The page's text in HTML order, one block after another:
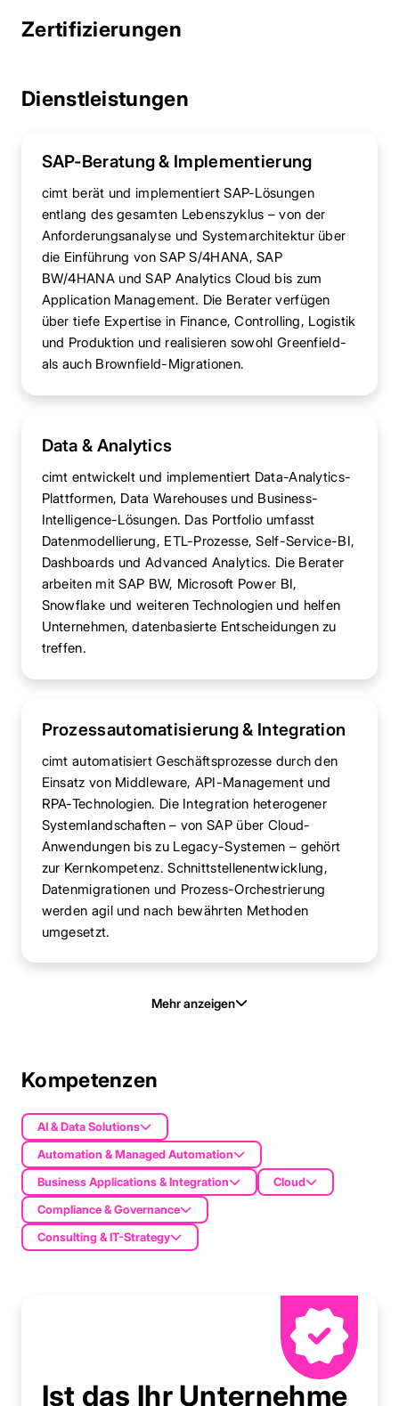
Zertifizierungen
Dienstleistungen
SAP-Beratung & Implementierung
cimt berät und implementiert SAP-Lösungen
entlang des gesamten Lebenszyklus – von der
Anforderungsanalyse und Systemarchitektur über
die Einführung von SAP S/4HANA, SAP
BW/4HANA und SAP Analytics Cloud bis zum
Application Management. Die Berater verfügen
über tiefe Expertise in Finance, Controlling, Logistik
und Produktion und realisieren sowohl Greenfield-
als auch Brownfield-Migrationen.
Data & Analytics
cimt entwickelt und implementiert Data-Analytics-
Plattformen, Data Warehouses und Business-
Intelligence-Lösungen. Das Portfolio umfasst
Datenmodellierung, ETL-Prozesse, Self-Service-BI,
Dashboards und Advanced Analytics. Die Berater
arbeiten mit SAP BW, Microsoft Power BI,
Snowflake und weiteren Technologien und helfen
Unternehmen, datenbasierte Entscheidungen zu
treffen.
Prozessautomatisierung & Integration
cimt automatisiert Geschäftsprozesse durch den
Einsatz von Middleware, API-Management und
RPA-Technologien. Die Integration heterogener
Systemlandschaften – von SAP über Cloud-
Anwendungen bis zu Legacy-Systemen – gehört
zur Kernkompetenz. Schnittstellenentwicklung,
Datenmigrationen und Prozess-Orchestrierung
werden agil und nach bewährten Methoden
umgesetzt.
Mehr anzeigen
Kompetenzen
AI & Data Solutions
Automation & Managed Automation
Business Applications & Integration
Cloud
Compliance & Governance
Consulting & IT-Strategy
Ist das Ihr Unternehme